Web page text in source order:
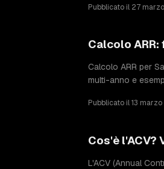
Pubblicato il 27
Calcolo
Calcolo ARR per
multi-anno e
Pubblicato il 13
Cos'è l'ACV?
L'ACV (Annual